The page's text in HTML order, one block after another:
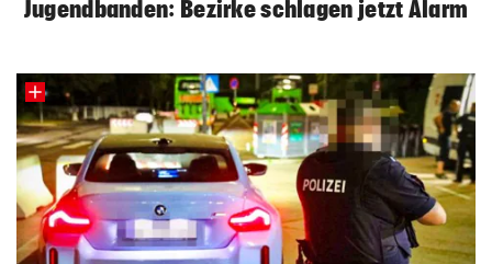
Jugendbanden: Bezirke schlagen jetzt Alarm